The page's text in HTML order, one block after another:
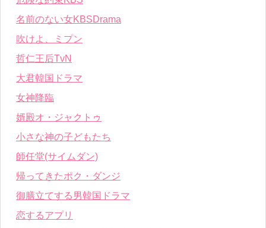
名前のない女KBSDrama
吹けよ、ミプン
哲仁王后TvN
大君韓国ドラマ
女神降臨
婿殿オ・ジャクトゥ
小さな神の子どもたち
師任堂(サイムダン)
帰ってきたポク・ダンジ
御膳立てする男韓国ドラマ
恋するアプリ